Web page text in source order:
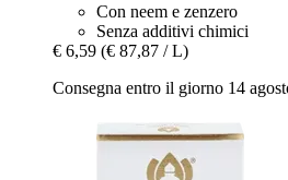
Con neem e zenzero
Senza additivi chimici
€ 6,59 (€ 87,87 / L)
Consegna entro il giorno 14